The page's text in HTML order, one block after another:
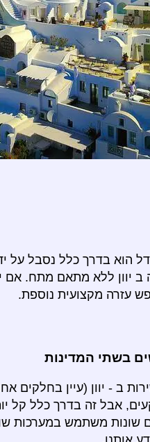
הוא בדרך כלל נסבל על
ב יוון ללא מתאם מתח.
עזרה מקצועית נוספת.
בשתי המדינות
ב - יוון (עיין בחלקים
אבל זה בדרך כלל קל
שונות משתמש במערכות